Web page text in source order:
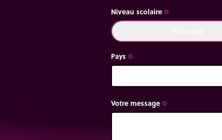
Niveau scolaire trip_origin
Pays trip_origin
Votre message trip_origin